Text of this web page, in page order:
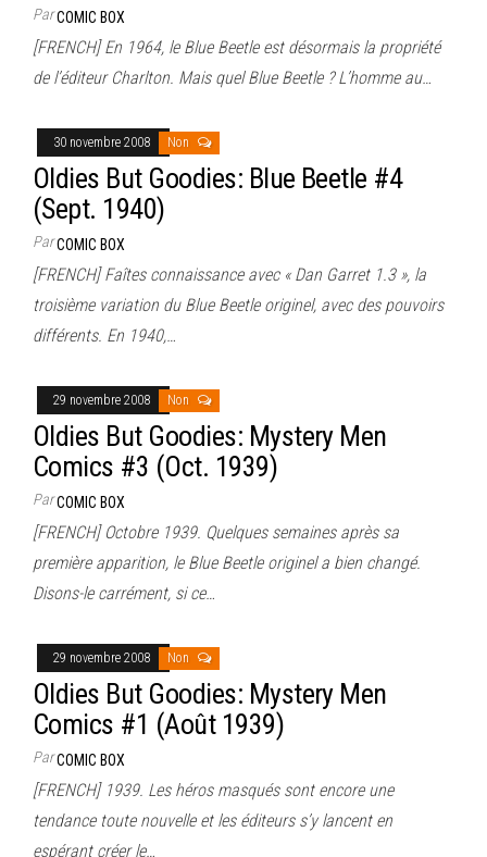
ParCOMIC BOX
[FRENCH] En 1964, le Blue Beetle est désormais la propriété
de l’éditeur Charlton. Mais quel Blue Beetle ? L’homme au…
30 novembre 2008 Non
Oldies But Goodies: Blue Beetle #4
(Sept. 1940)
ParCOMIC BOX
[FRENCH] Faîtes connaissance avec « Dan Garret 1.3 », la
troisième variation du Blue Beetle originel, avec des pouvoirs
différents. En 1940,…
29 novembre 2008 Non
Oldies But Goodies: Mystery Men
Comics #3 (Oct. 1939)
ParCOMIC BOX
[FRENCH] Octobre 1939. Quelques semaines après sa
première apparition, le Blue Beetle originel a bien changé.
Disons-le carrément, si ce…
29 novembre 2008 Non
Oldies But Goodies: Mystery Men
Comics #1 (Août 1939)
ParCOMIC BOX
[FRENCH] 1939. Les héros masqués sont encore une
tendance toute nouvelle et les éditeurs s’y lancent en
espérant créer le…